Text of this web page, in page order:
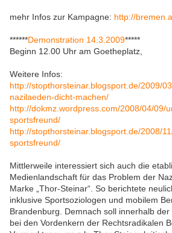
mehr Infos zur Kampagne: http://
******Demonstration 14.3.2009*****
Beginn 12.00 Uhr am Goetheplatz,
Weitere Infos:
http://stopthorsteinar.blogsport.de/2009/
nazilaeden-dicht-machen/
http://dokmz.wordpress.com/2008/04/09/
sportsfreund/
http://stopthorsteinar.blogsport.de/2008/
sportsfreund/
Mittlerweile interessiert sich auch die
Medienlandschaft für das Problem der
Marke „Thor-Steinar“. So berichtete
inklusive Sportsoziologen und mobilem
Brandenburg. Demnach soll innerhalb
bei den Vordenkern der Rechtsradikalen